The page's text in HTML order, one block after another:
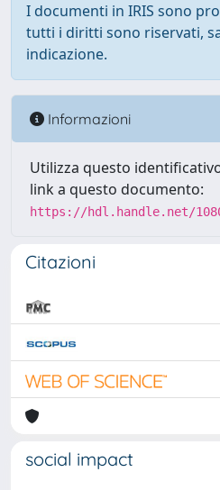
I documenti in IRIS sono
tutti i diritti sono riservati,
indicazione.
Informazioni
Utilizza questo
link a questo documento:
https://hdl.handle.net/
Citazioni
social impact